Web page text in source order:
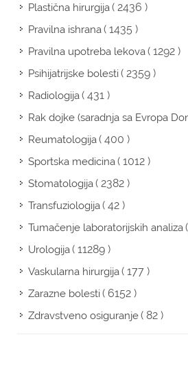
Plastična hirurgija( 2436 )
Pravilna ishrana( 1435 )
Pravilna upotreba lekova( 1292 )
Psihijatrijske bolesti( 2359 )
Radiologija( 431 )
Rak dojke (saradnja sa Evropa
Reumatologija( 400 )
Sportska medicina( 1012 )
Stomatologija( 2382 )
Transfuziologija( 42 )
Tumačenje laboratorijskih analiza
Urologija( 11289 )
Vaskularna hirurgija( 177 )
Zarazne bolesti( 6152 )
Zdravstveno osiguranje( 82 )